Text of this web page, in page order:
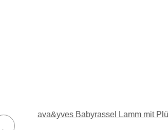
ava&yves Babyrassel Lamm mit